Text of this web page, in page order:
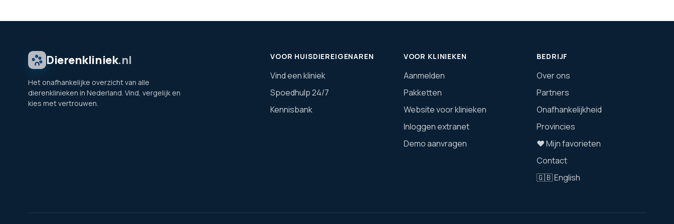
Dierenkliniek.nl
Het onafhankelijke overzicht van alle
dierenklinieken in Nederland. Vind, vergelijk en
kies met vertrouwen.
VOOR HUISDIEREIGENAREN
Vind een kliniek
Spoedhulp 24/7
Kennisbank
VOOR KLINIEKEN
Aanmelden
Pakketten
Website voor klinieken
Inloggen extranet
Demo aanvragen
BEDRIJF
Over ons
Partners
Onafhankelijkheid
Provincies
❤️ Mijn favorieten
Contact
🇬🇧 English